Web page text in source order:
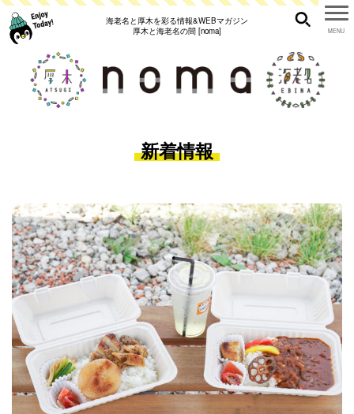
海老名と厚木を彩る情報&WEBマガジン
厚木と海老名の間 [noma]
新着情報